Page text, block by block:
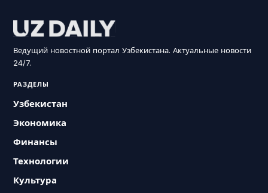
Ведущий новостной портал Узбекистана. Актуальные новости
24/7.
РАЗДЕЛЫ
Узбекистан
Экономика
Финансы
Технологии
Культура